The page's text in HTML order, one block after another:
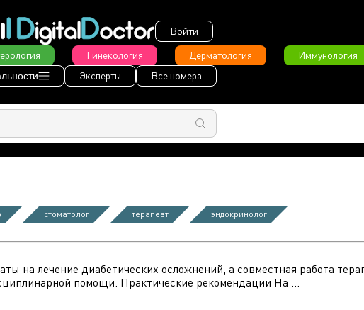
Войти
Гинекология Дерматология Иммунология
Эксперты Все номера
стоматолог терапевт эндокринолог
на лечение диабетических осложнений, а совместная работа
помощи. Практические рекомендации На ...